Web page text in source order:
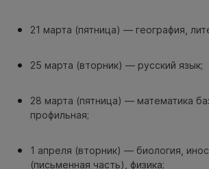
21 марта (пятница) — география,
25 марта (вторник) — русский язык;
28 марта (пятница) — математика
профильная;
1 апреля (вторник) — биология,
(письменная часть), физика;